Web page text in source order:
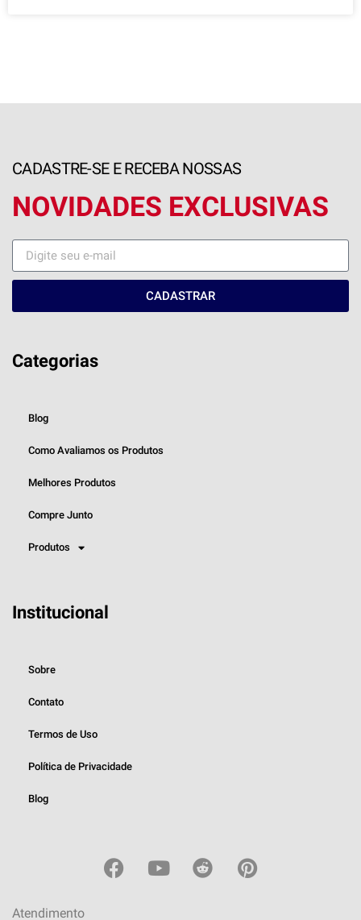
CADASTRE-SE E RECEBA NOSSAS
NOVIDADES EXCLUSIVAS
CADASTRAR
Categorias
Blog
Como Avaliamos os Produtos
Melhores Produtos
Compre Junto
Produtos
Institucional
Sobre
Contato
Termos de Uso
Política de Privacidade
Blog
Atendimento